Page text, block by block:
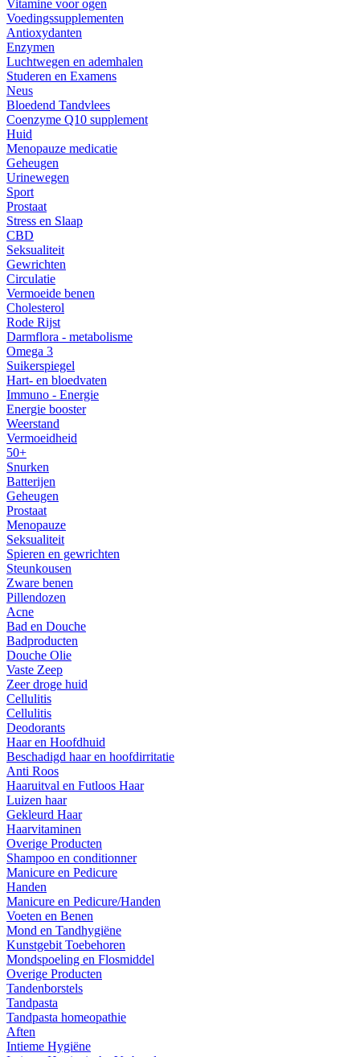
Vitamine voor ogen
Voedingssupplementen
Antioxydanten
Enzymen
Luchtwegen en ademhalen
Studeren en Examens
Neus
Bloedend Tandvlees
Coenzyme Q10 supplement
Huid
Menopauze medicatie
Geheugen
Urinewegen
Sport
Prostaat
Stress en Slaap
CBD
Seksualiteit
Gewrichten
Circulatie
Vermoeide benen
Cholesterol
Rode Rijst
Darmflora - metabolisme
Omega 3
Suikerspiegel
Hart- en bloedvaten
Immuno - Energie
Energie booster
Weerstand
Vermoeidheid
50+
Snurken
Batterijen
Geheugen
Prostaat
Menopauze
Seksualiteit
Spieren en gewrichten
Steunkousen
Zware benen
Pillendozen
Acne
Bad en Douche
Badproducten
Douche Olie
Vaste Zeep
Zeer droge huid
Cellulitis
Cellulitis
Deodorants
Haar en Hoofdhuid
Beschadigd haar en hoofdirritatie
Anti Roos
Haaruitval en Futloos Haar
Luizen haar
Gekleurd Haar
Haarvitaminen
Overige Producten
Shampoo en conditionner
Manicure en Pedicure
Handen
Manicure en Pedicure/Handen
Voeten en Benen
Mond en Tandhygiëne
Kunstgebit Toebehoren
Mondspoeling en Flosmiddel
Overige Producten
Tandenborstels
Tandpasta
Tandpasta homeopathie
Aften
Intieme Hygiëne